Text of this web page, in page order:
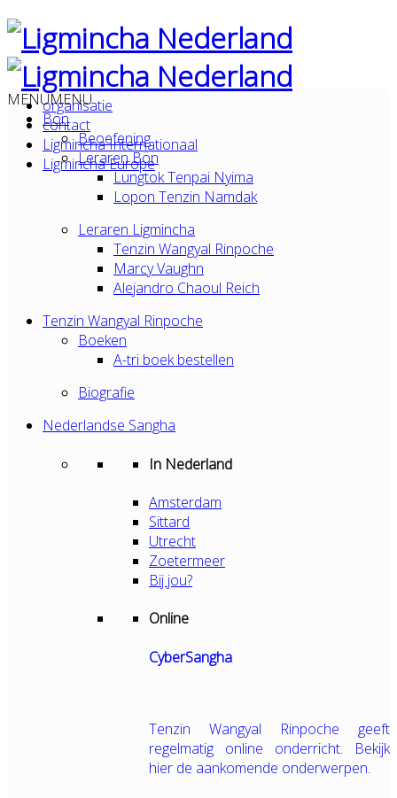
organisatie
contact
Ligmincha Internationaal
Ligmincha Europe
MENUMENU
Bön
Beoefening
Leraren Bön
Lungtok Tenpai Nyima
Lopon Tenzin Namdak
Leraren Ligmincha
Tenzin Wangyal Rinpoche
Marcy Vaughn
Alejandro Chaoul Reich
Tenzin Wangyal Rinpoche
Boeken
A-tri boek bestellen
Biografie
Nederlandse Sangha
In Nederland
Amsterdam
Sittard
Utrecht
Zoetermeer
Bij jou?
Online
CyberSangha
Tenzin Wangyal Rinpoche geeft
regelmatig online onderricht. Bekijk
hier de aankomende onderwerpen.